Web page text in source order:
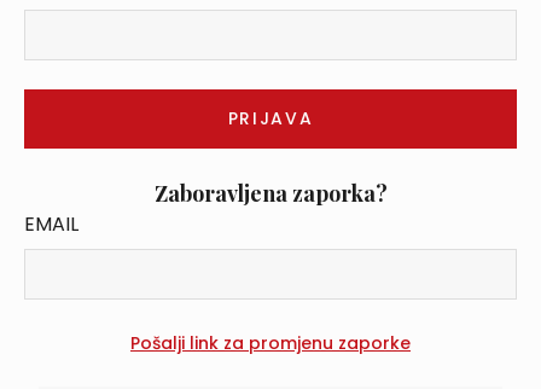
Zaboravljena zaporka?
EMAIL